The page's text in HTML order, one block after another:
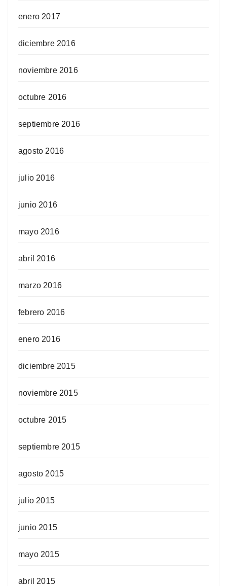
enero 2017
diciembre 2016
noviembre 2016
octubre 2016
septiembre 2016
agosto 2016
julio 2016
junio 2016
mayo 2016
abril 2016
marzo 2016
febrero 2016
enero 2016
diciembre 2015
noviembre 2015
octubre 2015
septiembre 2015
agosto 2015
julio 2015
junio 2015
mayo 2015
abril 2015